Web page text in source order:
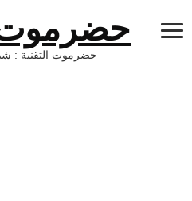
حضرموت
حضرموت التقنية :